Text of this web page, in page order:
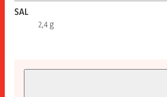
SAL
2,4 g